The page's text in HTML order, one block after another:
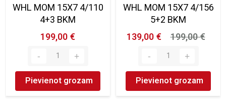
WHL MOM 15X7 4/110
4+3 BKM
199,00 €
Pievienot grozam
WHL MOM 15X7 4/156
5+2 BKM
139,00 €
199,00 €
Pievienot grozam